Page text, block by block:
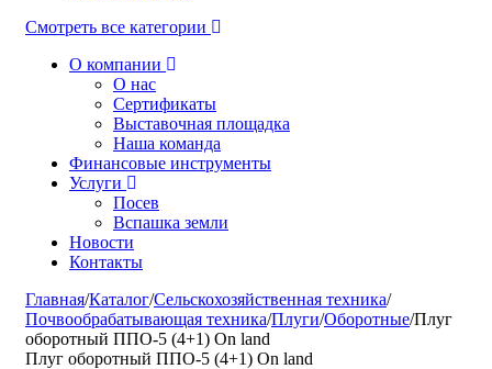
Смотреть все категории
О компании
О нас
Сертификаты
Выставочная площадка
Наша команда
Финансовые инструменты
Услуги
Посев
Вспашка земли
Новости
Контакты
Главная/Каталог/Сельскохозяйственная техника/
Почвообрабатывающая техника/Плуги/Оборотные/Плуг
оборотный ППО-5 (4+1) On land
Плуг оборотный ППО-5 (4+1) On land